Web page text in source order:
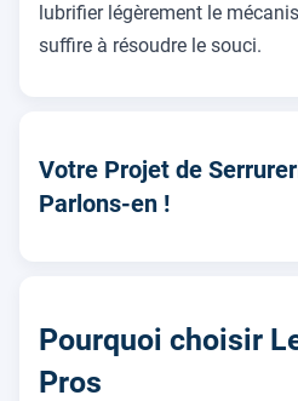
lubrifier légèrement le
suffire à résoudre le souci.
Votre Projet de
Parlons-en !
Pourquoi choisir
Pros